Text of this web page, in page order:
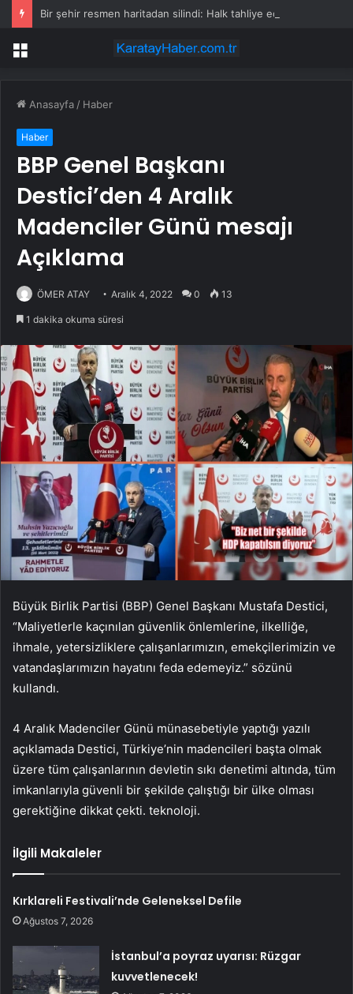
Bir şehir resmen haritadan silindi: Halk tahliye edildi
Menü
Anasayfa / Haber
Haber
BBP Genel Başkanı
Destici’den 4 Aralık
Madenciler Günü mesajı
Açıklama
ÖMER ATAY Aralık 4, 2022 0 13
1 dakika okuma süresi
Büyük Birlik Partisi (BBP) Genel Başkanı Mustafa Destici,
“Maliyetlerle kaçınılan güvenlik önlemlerine, ilkelliğe,
ihmale, yetersizliklere çalışanlarımızın, emekçilerimizin ve
vatandaşlarımızın hayatını feda edemeyiz.” sözünü
kullandı.
4 Aralık Madenciler Günü münasebetiyle yaptığı yazılı
açıklamada Destici, Türkiye’nin madencileri başta olmak
üzere tüm çalışanlarının devletin sıkı denetimi altında, tüm
imkanlarıyla güvenli bir şekilde çalıştığı bir ülke olması
gerektiğine dikkat çekti. teknoloji.
İlgili Makaleler
Kırklareli Festivali’nde Geleneksel Defile
Ağustos 7, 2026
İstanbul’a poyraz uyarısı: Rüzgar
kuvvetlenecek!